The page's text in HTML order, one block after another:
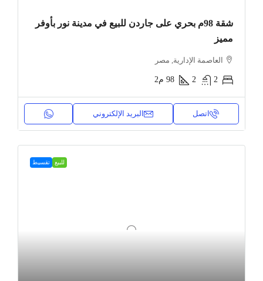
شقة 98م بحري على جاردن للبيع في مدينة نور بأوفر
مميز
العاصمة الإدارية, مصر
2
2
98 م2
اتصل البريد الإلكتروني
للبيع تقسيط